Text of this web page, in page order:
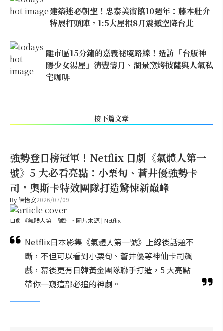
建築迷必朝聖！忠泰美術館10週年：藤本壯介
特展打頭陣，1:5大屋根8月震撼空降台北
離市區15分鐘的嘉義祕境路線！造訪「台版神
隱少女湯屋」清豐濤月、湖景窯烤披薩與人氣私
宅咖啡
接下篇文章
強勢登日榜冠軍！Netflix 日劇《氣體人第一
號》5 大必看亮點：小栗旬、蒼井優強勢卡
司，奧斯卡特效團隊打造驚悚新巔峰
By 陳怡安2026/07/09
日劇《氣體人第一號》。圖片來源 | Netflix
Netflix日本影集《氣體人第一號》上線後話題不
斷，不但可以看到小栗旬、蒼井優等神仙卡司飆
戲，幕後更有日韓黃金團隊聯手打造，5 大亮點
帶你一窺這部必追的神劇。